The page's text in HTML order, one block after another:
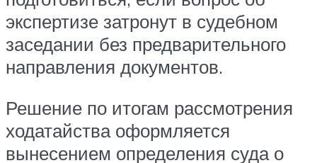
экспертизе затронут в судебном
заседании без предварительного
направления документов.
Решение по итогам рассмотрения
ходатайства оформляется
вынесением определения суда о